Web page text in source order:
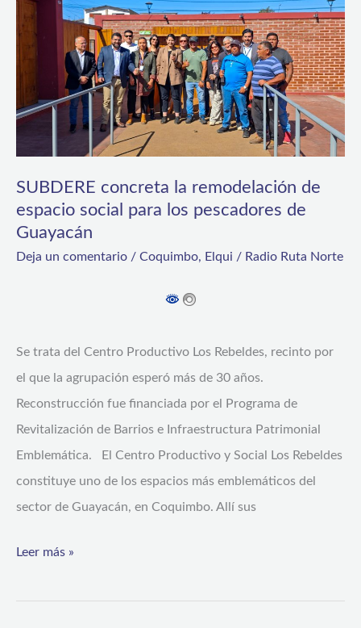
SUBDERE concreta la remodelación de
espacio social para los pescadores de
Guayacán
Deja un comentario / Coquimbo, Elqui / Radio Ruta Norte
Se trata del Centro Productivo Los Rebeldes, recinto por
el que la agrupación esperó más de 30 años.
Reconstrucción fue financiada por el Programa de
Revitalización de Barrios e Infraestructura Patrimonial
Emblemática. El Centro Productivo y Social Los Rebeldes
constituye uno de los espacios más emblemáticos del
sector de Guayacán, en Coquimbo. Allí sus
concreta
la
remodelación
espacio
los
pescadores
de
Leer más »